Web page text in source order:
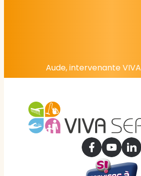
Aude, intervenante